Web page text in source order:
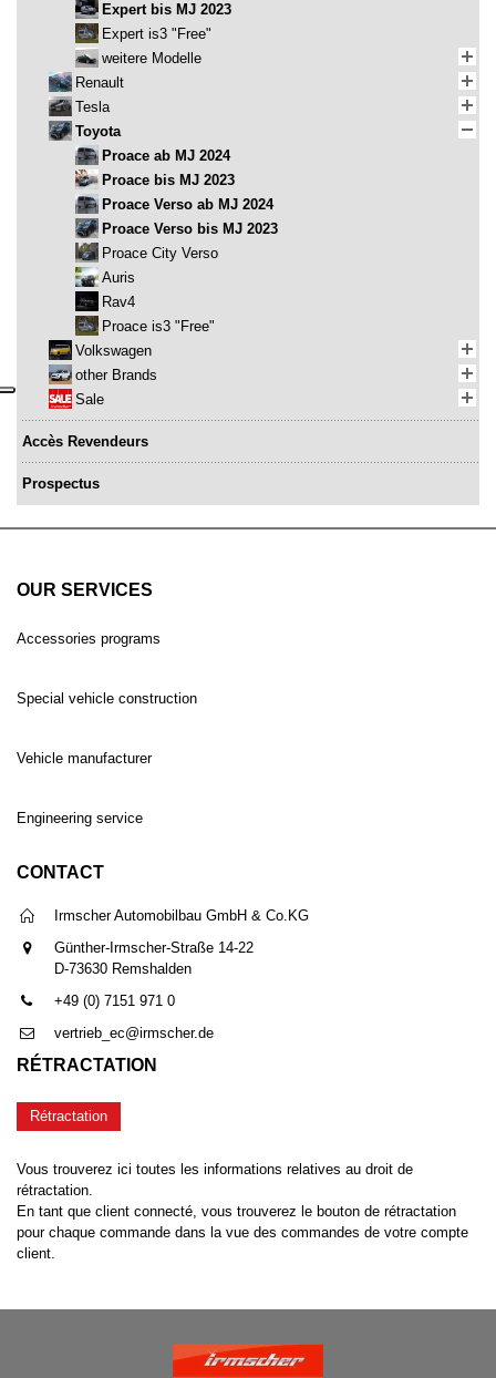
Expert bis MJ 2023
Expert is3 "Free"
weitere Modelle
Renault
Tesla
Toyota
Proace ab MJ 2024
Proace bis MJ 2023
Proace Verso ab MJ 2024
Proace Verso bis MJ 2023
Proace City Verso
Auris
Rav4
Proace is3 "Free"
Volkswagen
other Brands
Sale
Accès Revendeurs
Prospectus
OUR SERVICES
Accessories programs
Special vehicle construction
Vehicle manufacturer
Engineering service
CONTACT
Irmscher Automobilbau GmbH & Co.KG
Günther-Irmscher-Straße 14-22
D-73630 Remshalden
+49 (0) 7151 971 0
vertrieb_ec@irmscher.de
RÉTRACTATION
Rétractation
Vous trouverez ici toutes les informations relatives au droit de
rétractation.
En tant que client connecté, vous trouverez le bouton de rétractation
pour chaque commande dans la vue des commandes de votre compte
client.